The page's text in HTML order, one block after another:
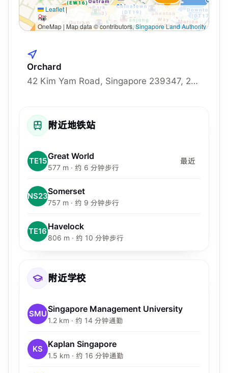
Leaflet|
OneMap | Map data © contributors,Singapore Land Authority
Orchard
42 Kim Yam Road, Singapore 239347, 239347
附近地铁站
TE15Great World
577 m · 约 6 分钟步行
最近
NS23Somerset
757 m · 约 9 分钟步行
TE16 Havelock
806 m · 约 10 分钟步行
附近学校
SMUSingapore Management University
1.2 km · 约 14 分钟通勤
KS Kaplan Singapore
1.5 km · 约 16 分钟通勤